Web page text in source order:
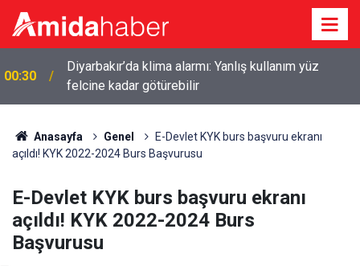
00:30
Diyarbakır’da klima alarmı: Yanlış kullanım yüz
felcine kadar götürebilir
Anasayfa Genel
E-Devlet KYK burs başvuru ekranı
açıldı! KYK 2022-2024 Burs Başvurusu
E-Devlet KYK burs başvuru ekranı
açıldı! KYK 2022-2024 Burs
Başvurusu